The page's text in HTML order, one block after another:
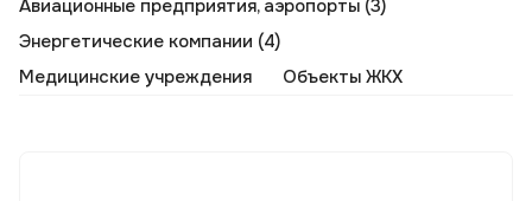
Авиационные предприятия, аэропорты (3)
Энергетические компании (4)
Медицинские учреждения
Объекты ЖКХ